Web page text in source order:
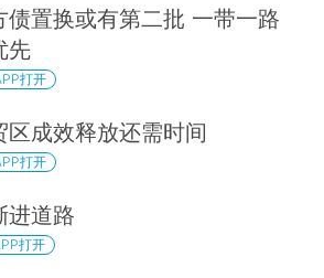
债置换或有第二批 一带一路
先
打开
成效释放还需时间
打开
进道路
打开